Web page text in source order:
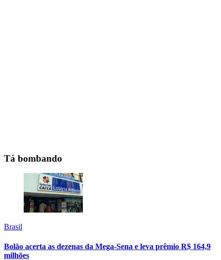
Tá bombando
Brasil
Bolão acerta as dezenas da Mega-Sena e leva prêmio R$ 164,9
milhões